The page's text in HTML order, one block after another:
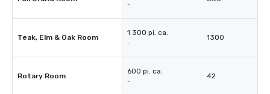
-
Teak, Elm & Oak Room
1 300 pi. ca.
-
1300
Rotary Room
600 pi. ca.
-
42